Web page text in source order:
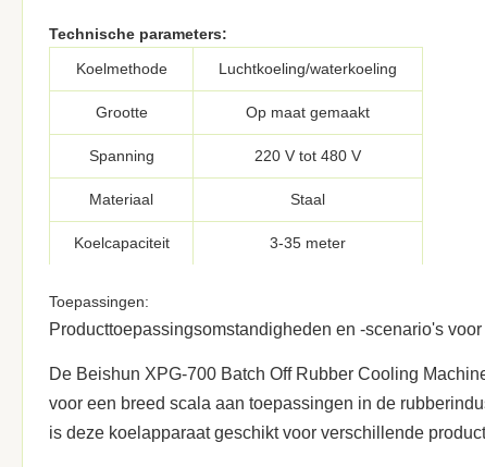
Technische parameters:
Koelmethode
Luchtkoeling/waterkoeling
Grootte Op maat gemaakt
Spanning 220 V tot 480 V
Materiaal Staal
Koelcapaciteit 3-35 meter
Koelmiddelen Rubberproducten
Koelingstijd Vijf minuten.
2 jaar
Toepassingen:
Producttoepassingsomstandigheden en -scenario's
De Beishun XPG-700 Batch Off Rubber Cooling
voor een breed scala aan toepassingen in de
is deze koelapparaat geschikt voor verschillende